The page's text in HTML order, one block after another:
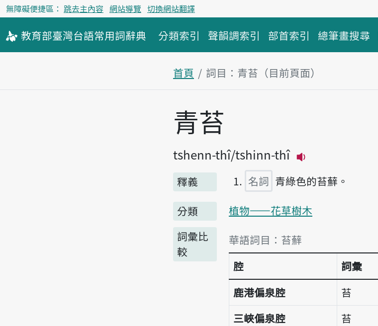
無障礙便捷區： 跳去主內容 網站導覽 切換網站翻譯
教育部臺灣台語常用詞辭典 分類索引 聲韻調索引 部首索引 總筆畫搜尋
首頁 詞目：青苔（目前頁面）
主內容區塊
青苔
tshenn-thî tshinn-thî
釋義
名詞 青綠色的苔蘚。
分類
植物——花草樹木
詞彙比
較
詞彙比較表
華語詞目：苔蘚
腔
詞彙
鹿港偏泉腔
苔
三峽偏泉腔
苔